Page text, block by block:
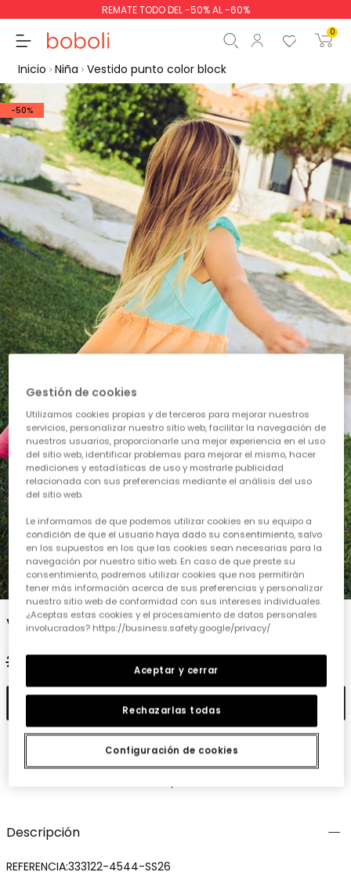
REMATE TODO DEL -50% AL -60%
0
Subtotal 0,00 €
Total 0,00 €
Continua Comenzar pedido
Inicio Niña Vestido punto color block
-50%
1 2 3 4 5 6
Vestido punto color block
25,95 € 12,95 €
Añadir
Descripción
REFERENCIA:333122-4544-SS26
Gestión de cookies
Utilizamos cookies propias y de terceros para mejorar nuestros
servicios, personalizar nuestro sitio web, facilitar la navegación de
nuestros usuarios, proporcionarle una mejor experiencia en el uso
del sitio web, identificar problemas para mejorar el mismo, hacer
mediciones y estadísticas de uso y mostrarle publicidad
relacionada con sus preferencias mediante el análisis del uso
del sitio web.
Le informamos de que podemos utilizar cookies en su equipo a
condición de que el usuario haya dado su consentimiento, salvo
en los supuestos en los que las cookies sean necesarias para la
navegación por nuestro sitio web. En caso de que preste su
consentimiento, podremos utilizar cookies que nos permitirán
tener más información acerca de sus preferencias y personalizar
nuestro sitio web de conformidad con sus intereses individuales.
¿Aceptas estas cookies y el procesamiento de datos personales
involucrados? https://business.safety.google/privacy/
Configuración de cookies
Rechazarlas todas
Aceptar y cerrar